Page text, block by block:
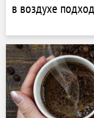
в воздухе